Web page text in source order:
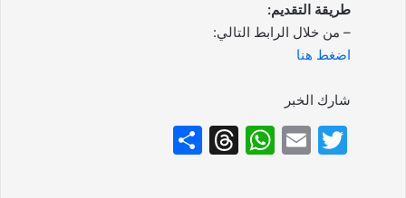
طريقة التقديم:
– من خلال الرابط التالي:
اضغط هنا
شارك الخبر
T
E
W
T